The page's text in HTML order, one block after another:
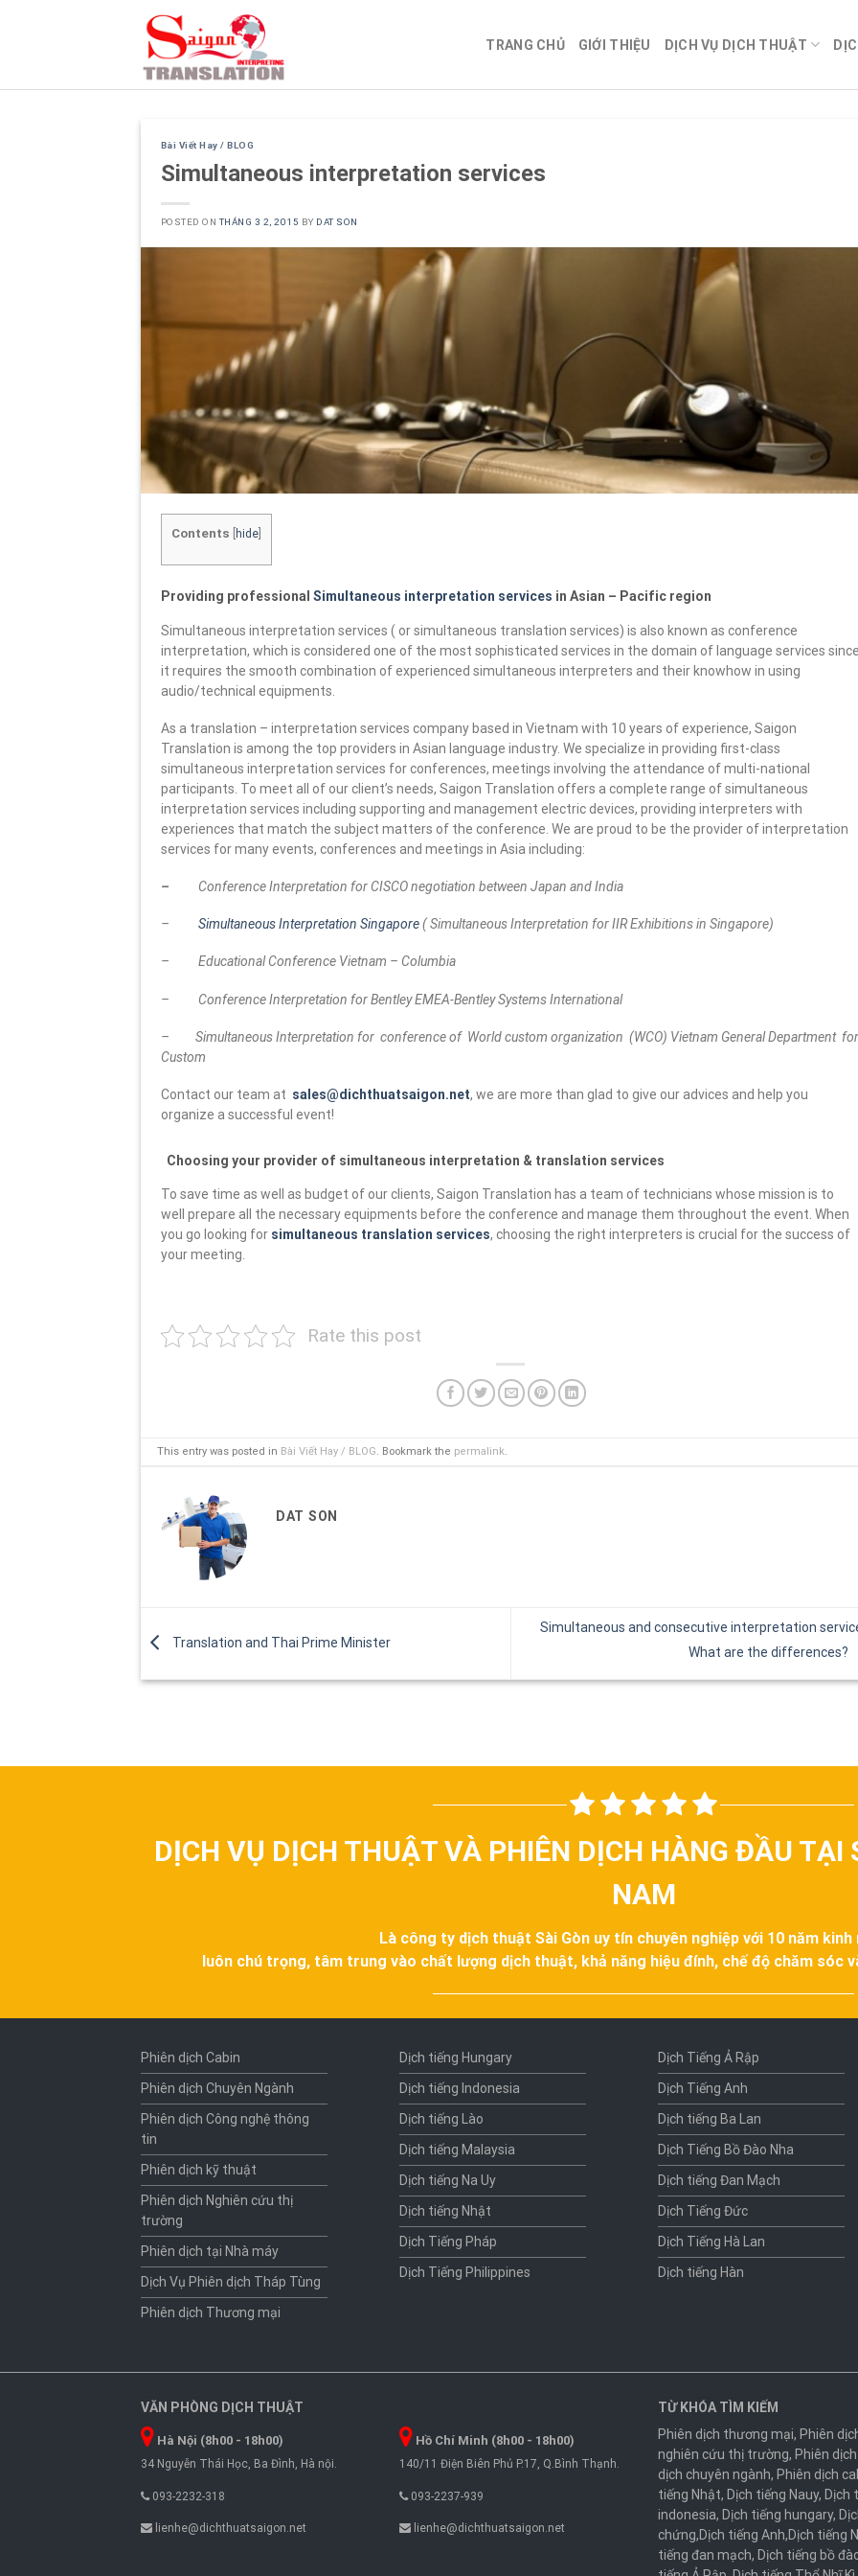
TRANG CHỦ GIỚI THIỆU DỊCH VỤ DỊCH THUẬT
Bài Viết Hay / BLOG
Simultaneous interpretation services
POSTED ONTHÁNG 3 2, 2015 BY DAT SON
Contents hide
Providing professional Simultaneous interpretation services in Asian – Pacific region
Simultaneous interpretation services ( or simultaneous translation services) is also known as conference
interpretation, which is considered one of the most sophisticated services in the domain of language services
it requires the smooth combination of experienced simultaneous interpreters and their knowhow in using
audio/technical equipments.
As a translation – interpretation services company based in Vietnam with 10 years of experience, Saigon
Translation is among the top providers in Asian language industry. We specialize in providing first-class
simultaneous interpretation services for conferences, meetings involving the attendance of multi-national
participants. To meet all of our client’s needs, Saigon Translation offers a complete range of simultaneous
interpretation services including supporting and management electric devices, providing interpreters with
experiences that match the subject matters of the conference. We are proud to be the provider of interpretation
services for many events, conferences and meetings in Asia including:
– Conference Interpretation for CISCO negotiation between Japan and India
– Simultaneous Interpretation Singapore(Simultaneous Interpretation for IIR Exhibitions in Singapore)
– Educational Conference Vietnam – Columbia
– Conference Interpretation for Bentley EMEA-Bentley Systems International
– Simultaneous Interpretation for conference of World custom organization (WCO) Vietnam General Department for
Custom
Contact our team at sales@dichthuatsaigon.net, we are more than glad to give our advices and help you
organize a successful event!
Choosing your provider of simultaneous interpretation & translation services
To save time as well as budget of our clients, Saigon Translation has a team of technicians whose mission is to
well prepare all the necessary equipments before the conference and manage them throughout the event. When
you go looking for simultaneous translation services, choosing the right interpreters is crucial for the success of
your meeting.
Rate this post
This entry was posted in Bài Viết Hay / BLOG. Bookmark the permalink.
DAT SON
Translation and Thai Prime Minister
Simultaneous and consecutive interpretation
What are the differences?
DỊCH VỤ DỊCH THUẬT VÀ PHIÊN DỊCH HÀNG ĐẦU TẠI
NAM
Là công ty dịch thuật Sài Gòn uy tín chuyên nghiệp với 10 năm kinh
luôn chú trọng, tâm trung vào chất lượng dịch thuật, khả năng hiệu đính, chế độ chăm sóc
Phiên dịch Cabin
Phiên dịch Chuyên Ngành
Phiên dịch Công nghệ thông
tin
Phiên dịch kỹ thuật
Phiên dịch Nghiên cứu thị
trường
Phiên dịch tại Nhà máy
Dịch Vụ Phiên dịch Tháp Tùng
Phiên dịch Thương mại
Dịch tiếng Hungary
Dịch tiếng Indonesia
Dịch tiếng Lào
Dịch tiếng Malaysia
Dịch tiếng Na Uy
Dịch tiếng Nhật
Dịch Tiếng Pháp
Dịch Tiếng Philippines
Dịch Tiếng Ả Rập
Dịch Tiếng Anh
Dịch tiếng Ba Lan
Dịch Tiếng Bồ Đào Nha
Dịch tiếng Đan Mạch
Dịch Tiếng Đức
Dịch Tiếng Hà Lan
Dịch tiếng Hàn
VĂN PHÒNG DỊCH THUẬT
Hà Nội (8h00 - 18h00)
34 Nguyễn Thái Học, Ba Đình, Hà nội.
093-2232-318
lienhe@dichthuatsaigon.net
Hồ Chí Minh (8h00 - 18h00)
140/11 Điện Biên Phủ P.17, Q.Bình Thạnh.
093-2237-939
lienhe@dichthuatsaigon.net
TỪ KHÓA TÌM KIẾM
Phiên dịch thương mại, Phiên
nghiên cứu thị trường, Phiên
dịch chuyên ngành, Phiên dịch
tiếng Nhật, Dịch tiếng Nauy, Dịch
indonesia, Dịch tiếng hungary,
chứng,Dịch tiếng Anh,Dịch tiếng
tiếng đan mạch, Dịch tiếng bồ